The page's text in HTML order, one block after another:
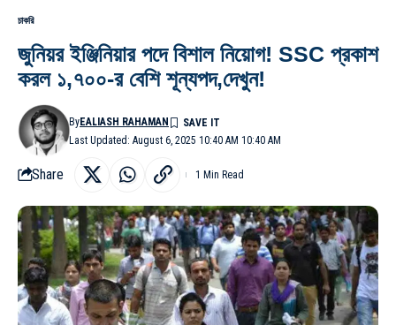
চাকরি
জুনিয়র ইঞ্জিনিয়ার পদে বিশাল নিয়োগ! SSC প্রকাশ
করল ১,৭০০-র বেশি শূন্যপদ,দেখুন!
Last Updated: August 6, 2025 10:40 AM 10:40 AM
ByEALIASH RAHAMAN
Share 1 Min Read